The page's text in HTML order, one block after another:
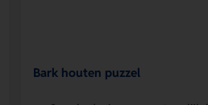
Bark houten puzzel